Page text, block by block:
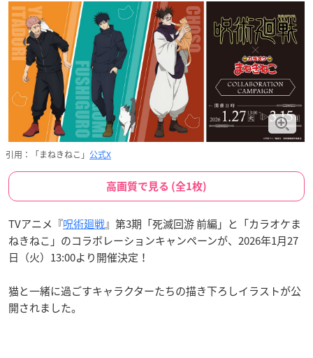
引用：「まねきねこ」 公式X
高画質で見る (全1枚)
TVアニメ『呪術廻戦』第3期「死滅回游 前編」と「カラオケま
ねきねこ」のコラボレーションキャンペーンが、2026年1月27
日（火）13:00より開催決定！
猫と一緒に過ごすキャラクターたちの描き下ろしイラストが公
開されました。